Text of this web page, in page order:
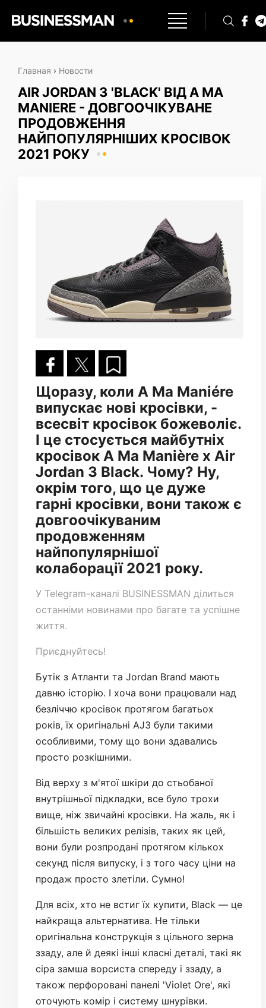
Главная › Новости
AIR JORDAN 3 'BLACK' ВІД A MA
MANIERE - ДОВГООЧІКУВАНЕ
ПРОДОВЖЕННЯ
НАЙПОПУЛЯРНІШИХ КРОСІВОК
2021 РОКУ
Щоразу, коли A Ma Maniére
випускає нові кросівки, -
всесвіт кросівок божеволіє.
І це стосується майбутніх
кросівок A Ma Manière x Air
Jordan 3 Black. Чому? Ну,
окрім того, що це дуже
гарні кросівки, вони також є
довгоочікуваним
продовженням
найпопулярнішої
колаборації 2021 року.
У Telegram-каналі BUSINESSMAN ділиться
останніми новинами про багате та успішне
життя.
Приєднуйтесь!
Бутік з Атланти та Jordan Brand мають
давню історію. І хоча вони працювали над
безліччю кросівок протягом багатьох
років, їх оригінальні AJ3 були такими
особливими, тому що вони здавались
просто розкішними.
Від верху з м'ятої шкіри до стьобаної
внутрішньої підкладки, все було трохи
вище, ніж звичайні кросівки. На жаль, як і
більшість великих релізів, таких як цей,
вони були розпродані протягом кількох
секунд після випуску, і з того часу ціни на
продаж просто злетіли. Сумно!
Для всіх, хто не встиг їх купити, Black — це
найкраща альтернатива. Не тільки
оригінальна конструкція з цільного зерна
ззаду, але й деякі інші класні деталі, такі як
сіра замша ворсиста спереду і ззаду, а
також перфоровані панелі 'Violet Ore', які
оточують комір і систему шнурівки.